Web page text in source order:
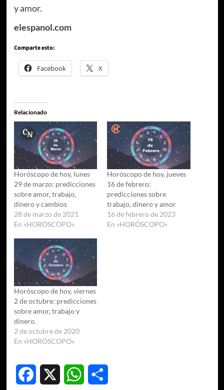
y amor.
elespanol.com
Comparte esto:
Facebook X
Relacionado
Horóscopo de hoy, lunes
29 de marzo: predicciones
sobre amor, trabajo,
dinero y cambios
28 de marzo de 2021
En «HORÓSCOPO»
Horóscopo de hoy, jueves
16 de febrero:
predicciones sobre
trabajo, dinero y amor
16 de febrero de 2023
En «HORÓSCOPO»
Horóscopo de hoy, viernes
2 de octubre: predicciones
sobre amor, trabajo y
dinero.
2 de octubre de 2020
En «HORÓSCOPO»
Facebook WhatsApp